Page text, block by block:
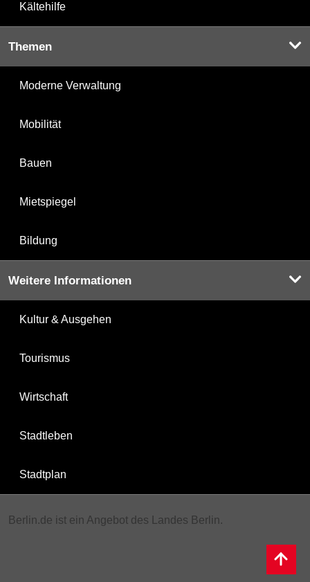
Kältehilfe
Themen
Moderne Verwaltung
Mobilität
Bauen
Mietspiegel
Bildung
Weitere Informationen
Kultur & Ausgehen
Tourismus
Wirtschaft
Stadtleben
Stadtplan
Berlin.de ist ein Angebot des Landes Berlin.